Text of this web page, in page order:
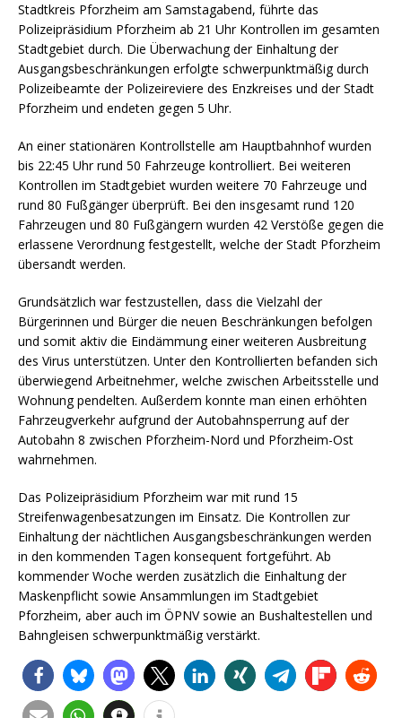
Stadtkreis Pforzheim am Samstagabend, führte das
Polizeipräsidium Pforzheim ab 21 Uhr Kontrollen im gesamten
Stadtgebiet durch. Die Überwachung der Einhaltung der
Ausgangsbeschränkungen erfolgte schwerpunktmäßig durch
Polizeibeamte der Polizeireviere des Enzkreises und der Stadt
Pforzheim und endeten gegen 5 Uhr.
An einer stationären Kontrollstelle am Hauptbahnhof wurden
bis 22:45 Uhr rund 50 Fahrzeuge kontrolliert. Bei weiteren
Kontrollen im Stadtgebiet wurden weitere 70 Fahrzeuge und
rund 80 Fußgänger überprüft. Bei den insgesamt rund 120
Fahrzeugen und 80 Fußgängern wurden 42 Verstöße gegen die
erlassene Verordnung festgestellt, welche der Stadt Pforzheim
übersandt werden.
Grundsätzlich war festzustellen, dass die Vielzahl der
Bürgerinnen und Bürger die neuen Beschränkungen befolgen
und somit aktiv die Eindämmung einer weiteren Ausbreitung
des Virus unterstützen. Unter den Kontrollierten befanden sich
überwiegend Arbeitnehmer, welche zwischen Arbeitsstelle und
Wohnung pendelten. Außerdem konnte man einen erhöhten
Fahrzeugverkehr aufgrund der Autobahnsperrung auf der
Autobahn 8 zwischen Pforzheim-Nord und Pforzheim-Ost
wahrnehmen.
Das Polizeipräsidium Pforzheim war mit rund 15
Streifenwagenbesatzungen im Einsatz. Die Kontrollen zur
Einhaltung der nächtlichen Ausgangsbeschränkungen werden
in den kommenden Tagen konsequent fortgeführt. Ab
kommender Woche werden zusätzlich die Einhaltung der
Maskenpflicht sowie Ansammlungen im Stadtgebiet
Pforzheim, aber auch im ÖPNV sowie an Bushaltestellen und
Bahngleisen schwerpunktmäßig verstärkt.